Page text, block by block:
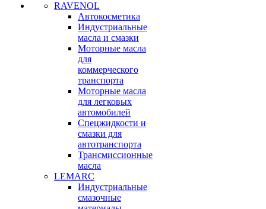
RAVENOL
Автокосметика
Индустриальные
масла и смазки
Моторные масла
для
коммерческого
транспорта
Моторные масла
для легковых
автомобилей
Спецжидкости и
смазки для
автотранспорта
Трансмиссионные
масла
LEMARC
Индустриальные
смазочные